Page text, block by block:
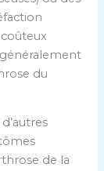
du
de la